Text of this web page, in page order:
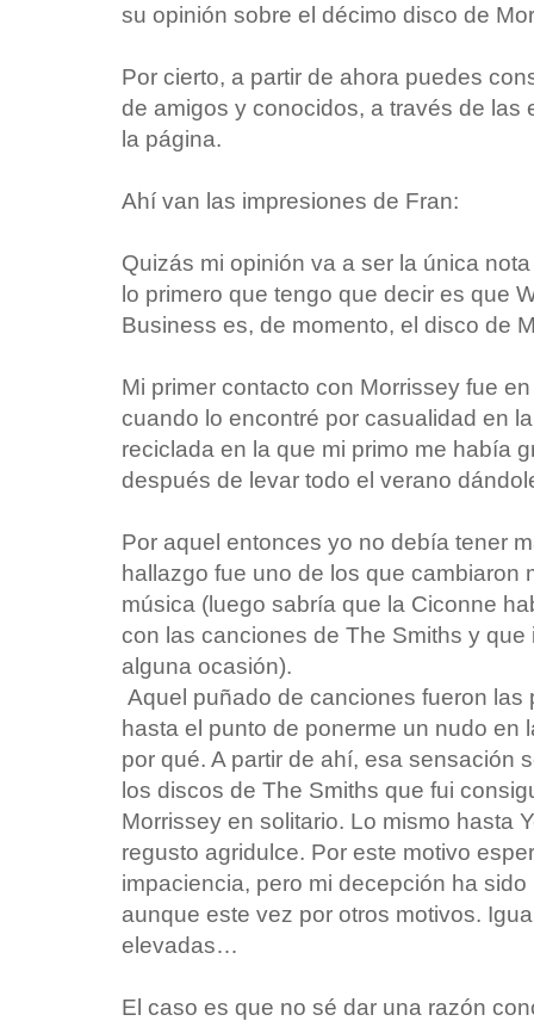
su opinión sobre el décimo disco de
Por cierto, a partir de ahora puedes
de amigos y conocidos, a través de las
la página.
Ahí van las impresiones de Fran:
Quizás mi opinión va a ser la única
lo primero que tengo que decir es que
Business es, de momento, el disco de
Mi primer contacto con Morrissey fue
cuando lo encontré por casualidad en
reciclada en la que mi primo me había
después de levar todo el verano
Por aquel entonces yo no debía tener
hallazgo fue uno de los que cambiaron
música (luego sabría que la Ciconne
con las canciones de The Smiths y
alguna ocasión).
Aquel puñado de canciones fueron las
hasta el punto de ponerme un nudo en
por qué. A partir de ahí, esa sensación
los discos de The Smiths que fui
Morrissey en solitario. Lo mismo hasta
regusto agridulce. Por este motivo
impaciencia, pero mi decepción ha
aunque este vez por otros motivos.
elevadas…
El caso es que no sé dar una razón